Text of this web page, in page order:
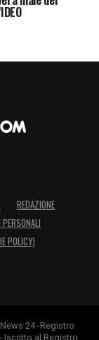
REDAZIONE
POLICY)
24 -Registro
Iscritto al Registro